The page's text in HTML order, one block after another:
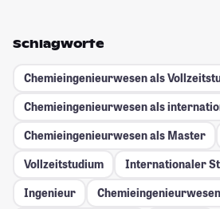
Schlagworte
Chemieingenieurwesen als
Chemieingenieurwesen als
Chemieingenieurwesen als Master
Vollzeitstudium
Internationaler
Ingenieur
Chemieingenieurwesen